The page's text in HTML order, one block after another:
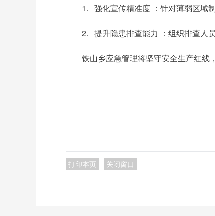
1. 强化宣传精准度 ：针对薄弱区域
2. 提升隐患排查能力 ：组织排查人
铁山乡应急管理将坚守安全生产红线
打印本页 关闭窗口